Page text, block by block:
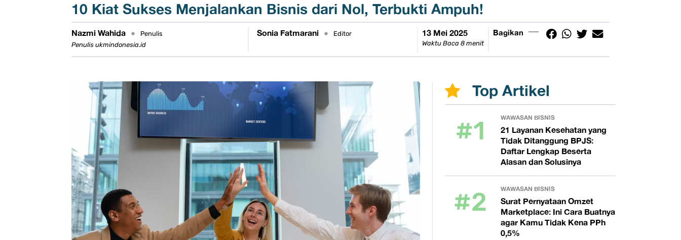
10 Kiat Sukses Menjalankan Bisnis dari Nol, Terbukti Ampuh!
Nazmi Wahida • Penulis
Penulis ukmindonesia.id
Sonia Fatmarani • Editor
13 Mei 2025
Waktu Baca 8 menit
Bagikan
Top Artikel
#1 WAWASAN BISNIS
21 Layanan Kesehatan yang
Tidak Ditanggung BPJS:
Daftar Lengkap Beserta
Alasan dan Solusinya
#2 WAWASAN BISNIS
Surat Pernyataan Omzet
Marketplace: Ini Cara Buatnya
agar Kamu Tidak Kena PPh
0,5%